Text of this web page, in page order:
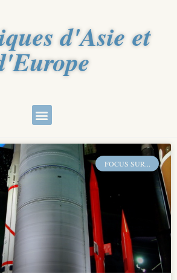
d'Asie et
FOCUS SUR...